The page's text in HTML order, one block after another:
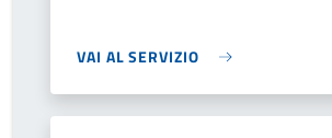
VAI AL SERVIZIO